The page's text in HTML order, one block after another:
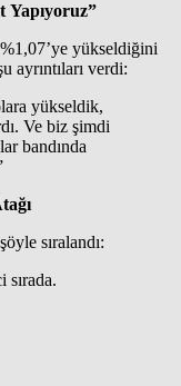
yükseldiğini
ayrıntıları verdi:
yükseldik,
Ve biz şimdi
bandında
sıralandı: